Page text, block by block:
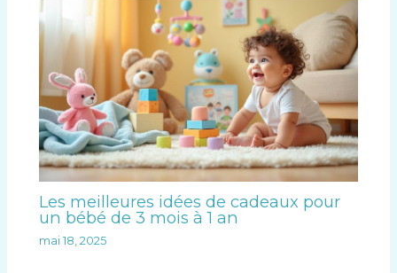
Les meilleures idées de cadeaux pour
un bébé de 3 mois à 1 an
mai 18, 2025